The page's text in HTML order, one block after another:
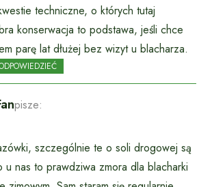
techniczne, o których tutaj
konserwacja to podstawa, jeśli chce
parę lat dłużej bez wizyt u blacharza.
pisze:
szczególnie te o soli drogowej są
nas to prawdziwa zmora dla blacharki